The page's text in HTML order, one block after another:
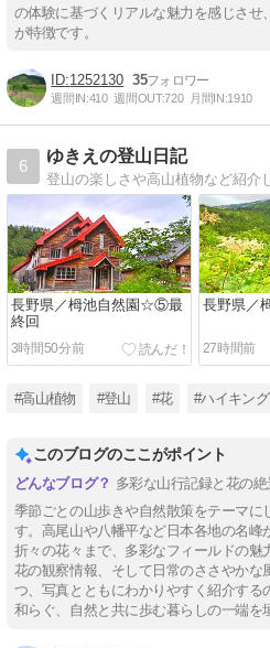
の体験に基づくリアルな魅力を感じさせ
が特徴です。
1252130 35
週間IN:410 週間OUT:720 月間IN:1910
6
ゆきえの登山日記
長野県／栂池自然園☆⑤最
終回
3時間50分前
長野県／
27時間前
#高山植物 #登山 #花 #ハイキング
このブログのここがポイント
多彩な山行記録と花の
季節ごとの山歩きや自然散策をテーマに
す。高尾山や八幡平など日本各地の名峰
折々の花々まで、多彩なフィールドの
花の観察情報、そして日常のささやかな
つ、写真とともにわかりやすく紹介す
和らぐ、自然と共に歩む暮らしの一端を